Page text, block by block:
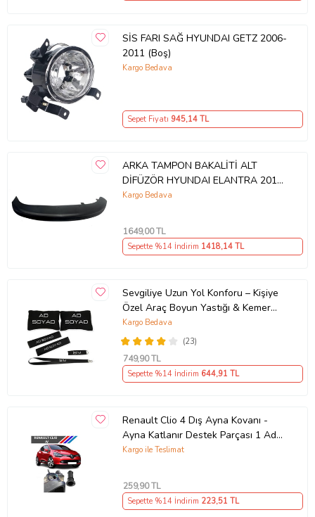
SİS FARI SAĞ HYUNDAI GETZ 2006-
2011 (Boş)
Kargo Bedava
Sepet Fiyatı 945,14 TL
ARKA TAMPON BAKALİTİ ALT
DİFÜZÖR HYUNDAI ELANTRA 2016-
2018 (Boş)
Kargo Bedava
1649,00 TL
Sepette %14 İndirim 1418,14 TL
Sevgiliye Uzun Yol Konforu – Kişiye
Özel Araç Boyun Yastığı & Kemer
Pedi Hediye Seti
(23)
Kargo Bedava
749,90 TL
Sepette %14 İndirim 644,91 TL
Renault Clio 4 Dış Ayna Kovanı -
Ayna Katlanır Destek Parçası 1 Adet
490307706 M3625
Kargo ile Teslimat
259,90 TL
Sepette %14 İndirim 223,51 TL